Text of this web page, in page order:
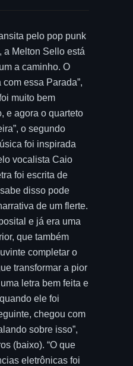
pelo pop punk
a Melton Sello está
a caminho. O
essa Parada”,
muito bem
e agora o quarteto
o segundo
foi inspirada
vocalista Caio
foi escrita de
disso pode
de um flerte.
e já era uma
que também
completar o
transformar a pior
letra bem feita e
ele foi
chegou com
sobre isso”,
(baixo). “O que
eletrônicas foi